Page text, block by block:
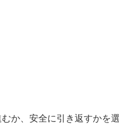
か、安全に引き返すかを